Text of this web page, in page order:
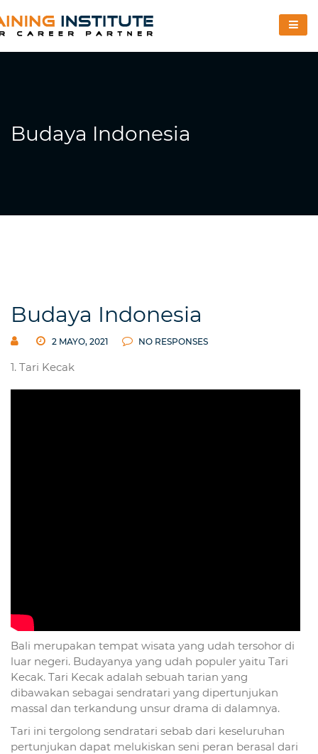
Budaya Indonesia
Budaya Indonesia
2 MAYO, 2021 NO RESPONSES
1. Tari Kecak
Bali merupakan tempat wisata yang udah tersohor di
luar negeri. Budayanya yang udah populer yaitu Tari
Kecak. Tari Kecak adalah sebuah tarian yang
dibawakan sebagai sendratari yang dipertunjukan
massal dan terkandung unsur drama di dalamnya.
Tari ini tergolong sendratari sebab dari keseluruhan
pertunjukan dapat melukiskan seni peran berasal dari